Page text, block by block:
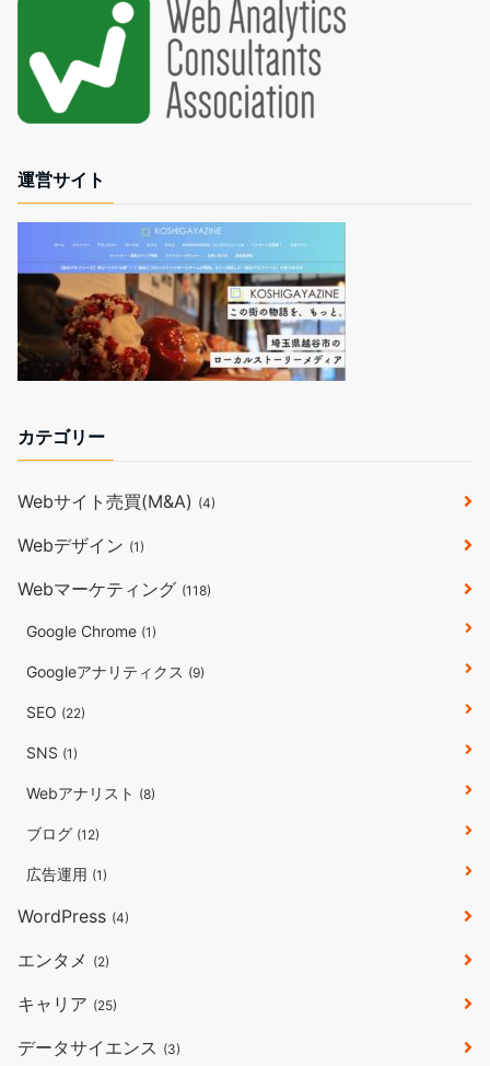
運営サイト
カテゴリー
Webサイト売買(M&A) (4)
Webデザイン (1)
Webマーケティング (118)
Google Chrome (1)
Googleアナリティクス (9)
SEO (22)
SNS (1)
Webアナリスト (8)
ブログ (12)
広告運用 (1)
WordPress (4)
エンタメ (2)
キャリア (25)
データサイエンス (3)